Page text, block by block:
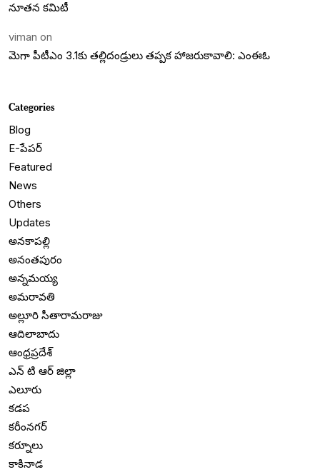
నూతన కమిటీ
viman on
మెగా పీటీఎం 3.1కు తల్లిదండ్రులు తప్పక హాజరుకావాలి: ఎంఈఓ
Categories
Blog
E-పేపర్
Featured
News
Others
Updates
అనకాపల్లి
అనంతపురం
అన్నమయ్య
అమరావతి
అల్లూరి సీతారామరాజు
ఆదిలాబాదు
ఆంధ్రప్రదేశ్
ఎన్ టి ఆర్ జిల్లా
ఎలూరు
కడప
కరీంనగర్
కర్నూలు
కాకినాడ